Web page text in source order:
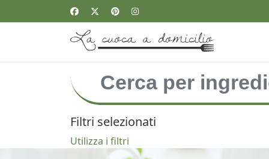
Filtri selezionati
Utilizza i filtri